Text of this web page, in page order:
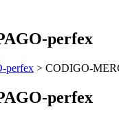
perfex
perfex > CODIGO-
perfex